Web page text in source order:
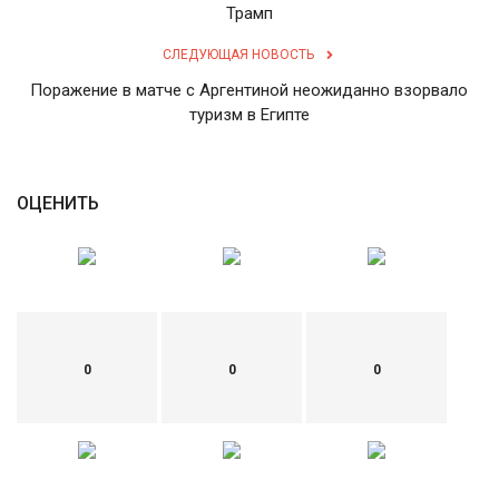
Трамп
СЛЕДУЮЩАЯ НОВОСТЬ
Поражение в матче с Аргентиной неожиданно взорвало
туризм в Египте
ОЦЕНИТЬ
0 0 0